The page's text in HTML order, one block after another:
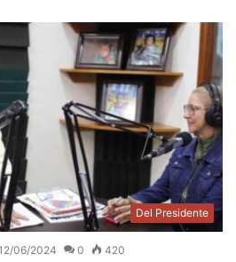
Del Presidente
06/2024 0 420